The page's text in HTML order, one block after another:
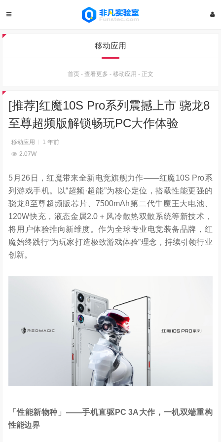
移动应用
首页 - 查看更多 - 移动应用 - 正文
[推荐]红魔10S Pro系列震撼上市 骁龙8
至尊超频版解锁畅玩PC大作体验
移动应用
1 年前
2.07W
5月26日，红魔带来全新电竞旗舰力作——红魔10S Pro系
列游戏手机。以“超频·超能”为核心定位，搭载性能更强的
骁龙8至尊超频版芯片、7500mAh第二代牛魔王大电池、
120W快充，液态金属2.0＋风冷散热双散系统等新技术，
将用户体验推向新维度。作为全球专业电竞装备品牌，红
魔始终践行“为玩家打造极致游戏体验”理念，持续引领行业
创新。
「性能新物种」 ——手机直驱 PC 3A大作，一机双端重构
性能边界